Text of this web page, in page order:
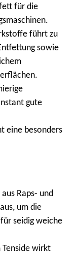
für die
führt zu
sowie
gute
eine besonders
Raps- und
um die
seidig weiche
wirkt